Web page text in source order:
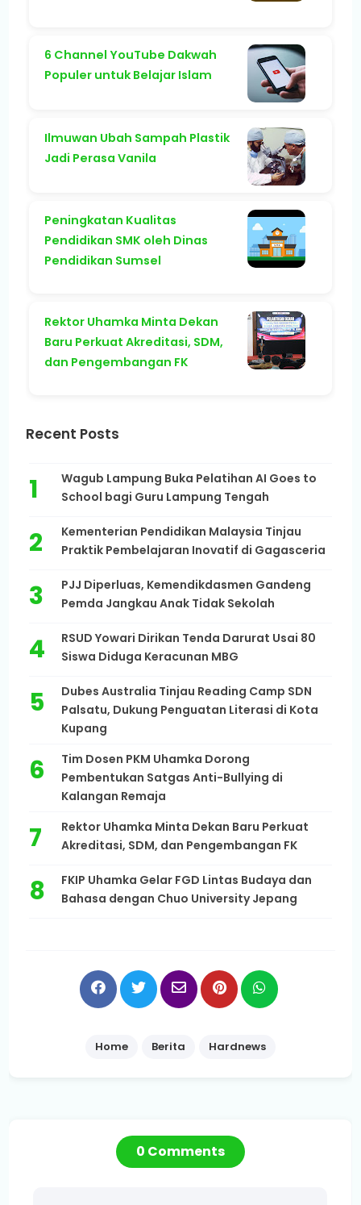
6 Channel YouTube Dakwah
Populer untuk Belajar Islam
Ilmuwan Ubah Sampah Plastik
Jadi Perasa Vanila
Peningkatan Kualitas
Pendidikan SMK oleh Dinas
Pendidikan Sumsel
Rektor Uhamka Minta Dekan
Baru Perkuat Akreditasi, SDM,
dan Pengembangan FK
Recent Posts
Wagub Lampung Buka Pelatihan AI Goes to
School bagi Guru Lampung Tengah
Kementerian Pendidikan Malaysia Tinjau
Praktik Pembelajaran Inovatif di Gagasceria
PJJ Diperluas, Kemendikdasmen Gandeng
Pemda Jangkau Anak Tidak Sekolah
RSUD Yowari Dirikan Tenda Darurat Usai 80
Siswa Diduga Keracunan MBG
Dubes Australia Tinjau Reading Camp SDN
Palsatu, Dukung Penguatan Literasi di Kota
Kupang
Tim Dosen PKM Uhamka Dorong
Pembentukan Satgas Anti-Bullying di
Kalangan Remaja
Rektor Uhamka Minta Dekan Baru Perkuat
Akreditasi, SDM, dan Pengembangan FK
FKIP Uhamka Gelar FGD Lintas Budaya dan
Bahasa dengan Chuo University Jepang
Home Berita Hardnews
0 Comments